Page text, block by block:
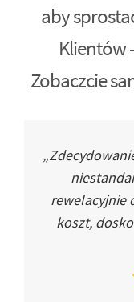
aby
Klientów
Zobaczcie
rewelacyjnie
koszt,